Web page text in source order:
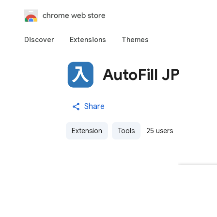
chrome web store
Discover Extensions Themes
AutoFill JP
Share
Extension Tools 25 users